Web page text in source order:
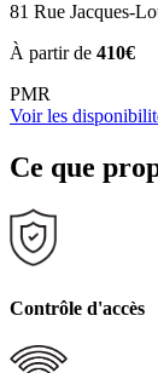
81 Rue Jacques-
À partir de 410€
PMR
Voir les
Ce que
Contrôle d'accès